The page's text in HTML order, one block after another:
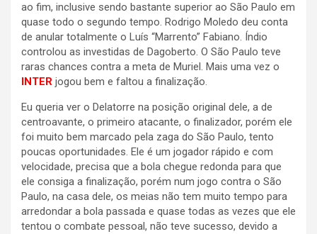
ao fim, inclusive sendo bastante superior ao São Paulo em
quase todo o segundo tempo. Rodrigo Moledo deu conta
de anular totalmente o Luís “Marrento” Fabiano. Índio
controlou as investidas de Dagoberto. O São Paulo teve
raras chances contra a meta de Muriel. Mais uma vez o
INTER jogou bem e faltou a finalização.
Eu queria ver o Delatorre na posição original dele, a de
centroavante, o primeiro atacante, o finalizador, porém ele
foi muito bem marcado pela zaga do São Paulo, tento
poucas oportunidades. Ele é um jogador rápido e com
velocidade, precisa que a bola chegue redonda para que
ele consiga a finalização, porém num jogo contra o São
Paulo, na casa dele, os meias não tem muito tempo para
arredondar a bola passada e quase todas as vezes que ele
tentou o combate pessoal, não teve sucesso, devido a